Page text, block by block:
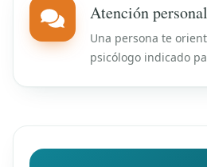
Atención
Una persona te
psicólogo indicado